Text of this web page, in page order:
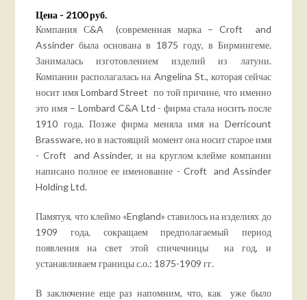
Цена - 2100 руб.
Компания С&A (современная марка – Croft and
Assinder была основана в 1875 году, в Бирмингеме.
Занималась изготовлением изделий из латуни.
Компании располагалась на Angelina St., которая сейчас
носит имя Lombard Street по той причине, что именно
это имя – Lombard C&A Ltd - фирма стала носить после
1910 года. Позже фирма меняла имя на Derricount
Brassware, но в настоящий момент она носит старое имя
- Croft and Assinder, и на круглом клейме компании
написано полное ее именование - Croft and Assinder
Holding Ltd.
Памятуя, что клеймо «England» ставилось на изделиях до
1909 года, сокращаем предполагаемый период
появления на свет этой спичечницы на год, и
устанавливаем границы с.о.: 1875-1909 гг.
В заключение еще раз напомним, что, как уже было